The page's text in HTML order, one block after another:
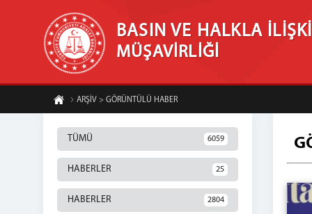
BASIN VE HALKLA
MÜŞAVİRLİĞİ
ARŞİV > GÖRÜNTÜLÜ HABER
TÜMÜ 6059
HABERLER 25
HABERLER 2804